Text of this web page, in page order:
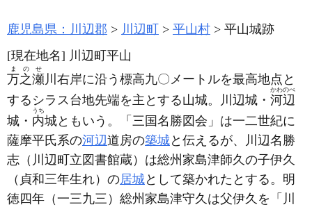
鹿児島県：川辺郡 川辺町 平山村
平山城跡
[現在地名] 川辺町平山
万之瀬
まのせ
川右岸に沿う標高九〇メートルを最高地点と
するシラス台地先端を主とする山城。川辺城・ 河辺
かわのべ
城・ 内
うち
城ともいう。「三国名勝図会」は一二世紀に
薩摩平氏系の河辺道房の築城と伝えるが、川辺名勝
志 （川辺町立図書館蔵） は総州家島津師久の子伊久
（貞和三年生れ） の居城として築かれたとする。明
徳四年 （一三九三） 総州家島津守久は父伊久を「川